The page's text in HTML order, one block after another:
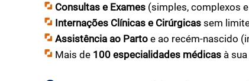
Consultas e Exames (simples, complexos
Internações Clínicas e Cirúrgicas sem
Assistência ao Parto e ao recém-nascido
Mais de 100 especialidades médicas à